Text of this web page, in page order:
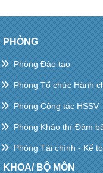
PHÒNG
Phòng Đào tạo
Phòng Tổ chức Hành
Phòng Công tác HSSV
Phòng Khảo thí-Đảm
Phòng Tài chính - Kế
KHOA/ BỘ MÔN